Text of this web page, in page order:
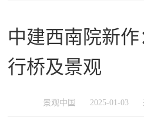
中建西南院新
行桥及景观
景观中国 2025-01-03